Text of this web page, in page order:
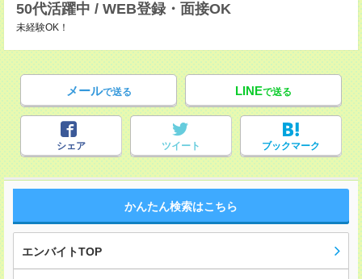
50代活躍中 / WEB登録・面接OK
未経験OK！
メールで送る LINEで送る
シェア ツイート ブックマーク
かんたん検索はこちら
エンバイトTOP